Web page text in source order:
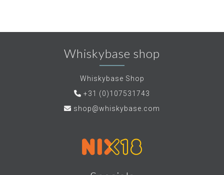
Whiskybase shop
Whiskybase Shop
+31 (0)107531743
shop@whiskybase.com